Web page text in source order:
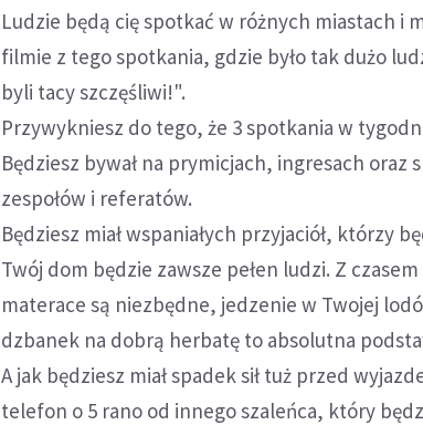
Ludzie będą cię spotkać w różnych miastach i
filmie z tego spotkania, gdzie było tak dużo
byli tacy szczęśliwi!".
Przywykniesz do tego, że 3 spotkania w
Będziesz bywał na prymicjach, ingresach
zespołów i referatów.
Będziesz miał wspaniałych przyjaciół, którzy
Twój dom będzie zawsze pełen ludzi. Z
materace są niezbędne, jedzenie w Twojej
dzbanek na dobrą herbatę to absolutna
A jak będziesz miał spadek sił tuż przed
telefon o 5 rano od innego szaleńca, który